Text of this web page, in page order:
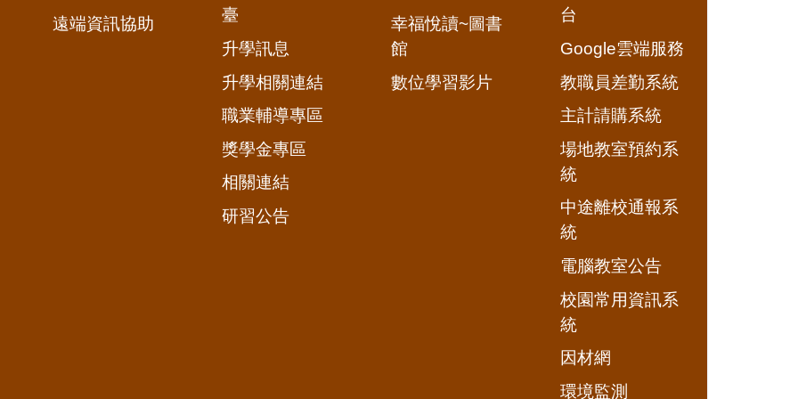
遠端資訊協助
臺
升學訊息
升學相關連結
職業輔導專區
獎學金專區
相關連結
研習公告
幸福悅讀~圖書
館
數位學習影片
台
Google雲端服務
教職員差勤系統
主計請購系統
場地教室預約系
統
中途離校通報系
統
電腦教室公告
校園常用資訊系
統
因材網
環境監測